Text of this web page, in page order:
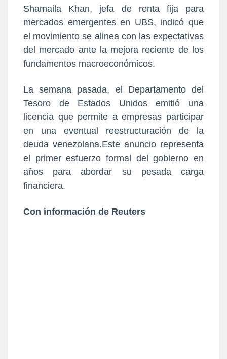
Shamaila Khan, jefa de renta fija para
mercados emergentes en UBS, indicó que
el movimiento se alinea con las expectativas
del mercado ante la mejora reciente de los
fundamentos macroeconómicos.
La semana pasada, el Departamento del
Tesoro de Estados Unidos emitió una
licencia que permite a empresas participar
en una eventual reestructuración de la
deuda venezolana.Este anuncio representa
el primer esfuerzo formal del gobierno en
años para abordar su pesada carga
financiera.
Con información de Reuters